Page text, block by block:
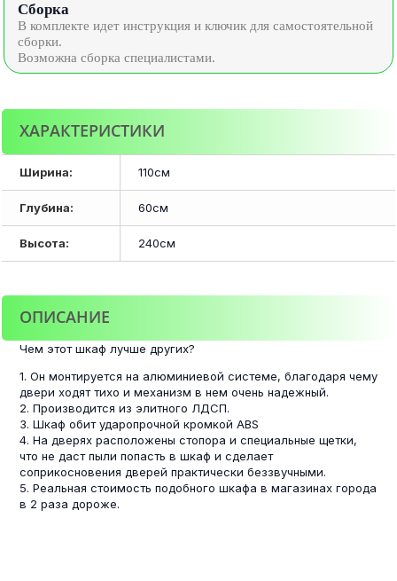
Сборка
В комплекте идет инструкция и ключик для самостоятельной
сборки.
Возможна сборка специалистами.
ХАРАКТЕРИСТИКИ
Ширина: 110см
Глубина: 60см
Высота: 240см
ОПИСАНИЕ
Чем этот шкаф лучше других?
1. Он монтируется на алюминиевой системе, благодаря чему
двери ходят тихо и механизм в нем очень надежный.
2. Производится из элитного ЛДСП.
3. Шкаф обит ударопрочной кромкой ABS
4. На дверях расположены стопора и специальные щетки,
что не даст пыли попасть в шкаф и сделает
соприкосновения дверей практически беззвучными.
5. Реальная стоимость подобного шкафа в магазинах города
в 2 раза дороже.